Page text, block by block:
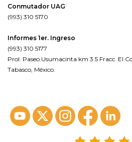
Conmutador UAG
(993) 310 5170
Informes 1er. Ingreso
(993) 310 5177
Prol. Paseo Usumacinta km 3.5 Fracc. El
Tabasco, México.